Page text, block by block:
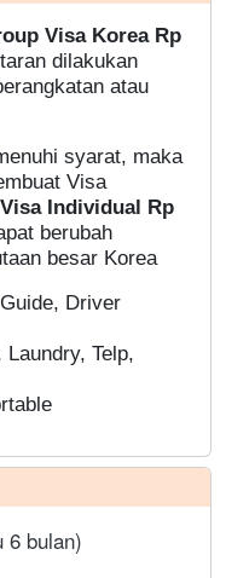
Visa Korea Rp
dilakukan
atau
syarat, maka
Visa
Individual Rp
berubah
besar Korea
Driver
Telp,
6 bulan)